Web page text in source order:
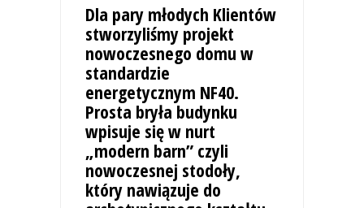
Dla pary młodych Klientów
stworzyliśmy projekt
nowoczesnego domu w
standardzie
energetycznym NF40.
Prosta bryła budynku
wpisuje się w nurt
„modern barn” czyli
nowoczesnej stodoły,
który nawiązuje do